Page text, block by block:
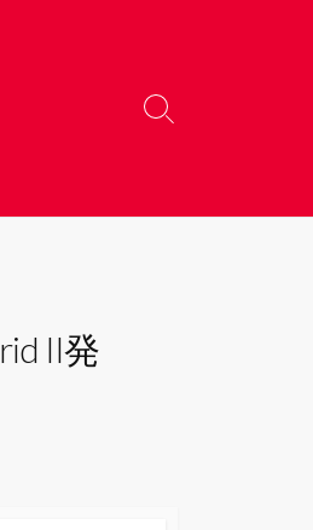
検
替
II発